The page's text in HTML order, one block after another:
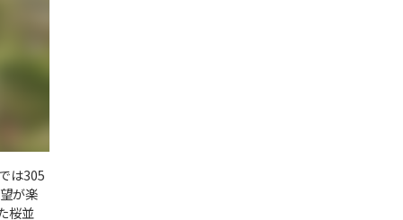
は305
が楽
桜並